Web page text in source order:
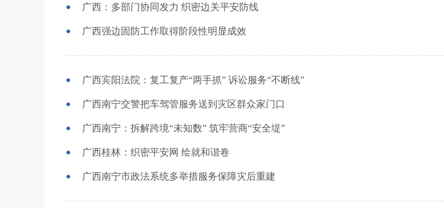
广西：多部门协同发力 织密边关平安防线
广西强边固防工作取得阶段性明显成效
广西宾阳法院：复工复产“两手抓” 诉讼服务“不断线”
广西南宁交警把车驾管服务送到灾区群众家门口
广西南宁：拆解跨境“未知数” 筑牢营商“安全堤”
广西桂林：织密平安网 绘就和谐卷
广西南宁市政法系统多举措服务保障灾后重建